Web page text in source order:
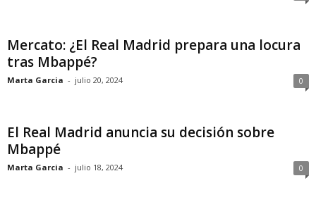
Mercato: ¿El Real Madrid prepara una locura
tras Mbappé?
Marta Garcia - julio 20, 2024 0
El Real Madrid anuncia su decisión sobre
Mbappé
Marta Garcia - julio 18, 2024 0